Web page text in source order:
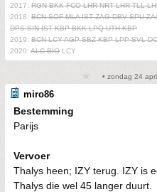
2017: RGN BKK FCO LHR NRT LHR TLL
2018: BCN SOF MLA IST ZAG DBV SPU
DPS SIN IST KBP BKK LPQ UTH KBP
2019: BCN LCY AGP SBZ KBP LPP SVL
2020: ALC BIO LCY
• zondag 24
miro86
Bestemming
Parijs
Vervoer
Thalys heen; IZY terug. IZY is
Thalys die wel 45 langer duurt.